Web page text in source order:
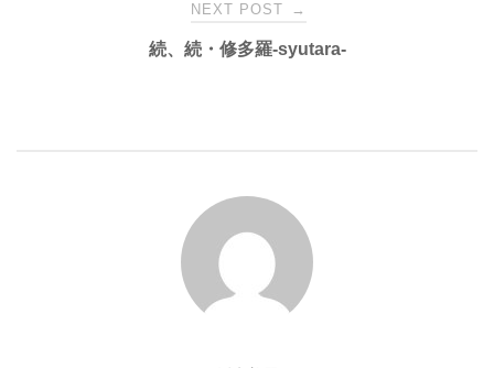
NEXT POST →
続、続・修多羅-syutara-